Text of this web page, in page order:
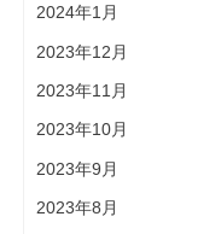
2024年1月
2023年12月
2023年11月
2023年10月
2023年9月
2023年8月